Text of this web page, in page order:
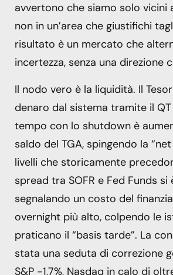
avvertono che siamo solo vicini
non in un’area che giustifichi
risultato è un mercato che
incertezza, senza una direzione
Il nodo vero è la liquidità. Il
denaro dal sistema tramite il
tempo con lo shutdown è
saldo del TGA, spingendo la
livelli che storicamente
spread tra SOFR e Fed Funds si
segnalando un costo del
overnight più alto, colpendo le
praticano il “basis tarde”. La
stata una seduta di correzione
S&P -1,7%, Nasdaq in calo di